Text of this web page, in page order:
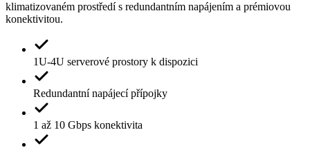
klimatizovaném prostředí s redundantním napájením a prémiovou
konektivitou.
1U-4U serverové prostory k dispozici
Redundantní napájecí přípojky
1 až 10 Gbps konektivita